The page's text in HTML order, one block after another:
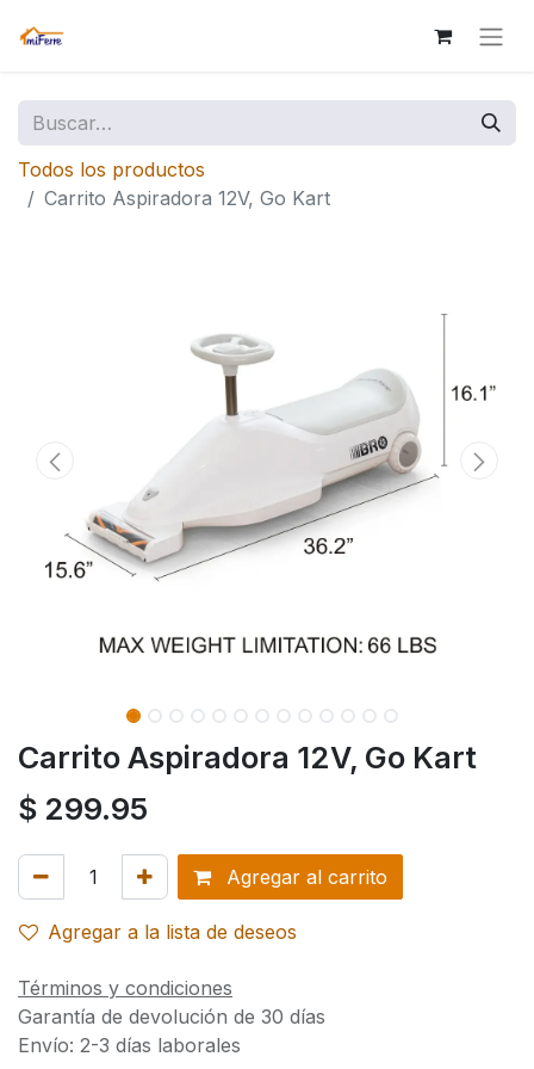
Todos los productos
Carrito Aspiradora 12V, Go Kart
Carrito Aspiradora 12V, Go Kart
$ 299.95
Agregar al carrito
Agregar a la lista de deseos
Términos y condiciones
Garantía de devolución de 30 días
Envío: 2-3 días laborales